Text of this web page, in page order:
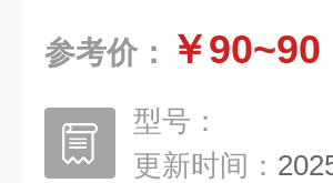
参考价： ￥90~90
型号：
更新时间：